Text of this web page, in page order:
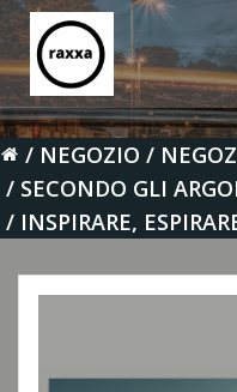
Vai
al
contenuto
NEGOZIO
SECONDO GLI
INSPIRARE,